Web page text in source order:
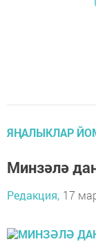
ЯҢАЛЫКЛАР
Минзәлә
Редакция, 17